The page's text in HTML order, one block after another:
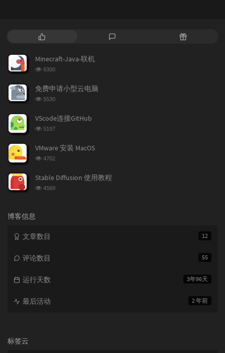
热
章
随
Minecraft-Java-联机
浏
次
数:
6300
免费申请小型云电脑
浏
次
5530
VScode连接GitHub
浏
次
5197
VMware 安装 MacOS
浏
次
4702
Stable Diffusion 使用教程
浏
4569
博客信息
12
文章数目
55
评论数目
3年96天
运行天数
2 年前
最后活动
标签云